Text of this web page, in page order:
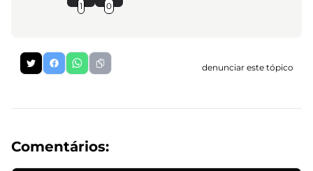
1 0
denunciar este tópico
Comentários: